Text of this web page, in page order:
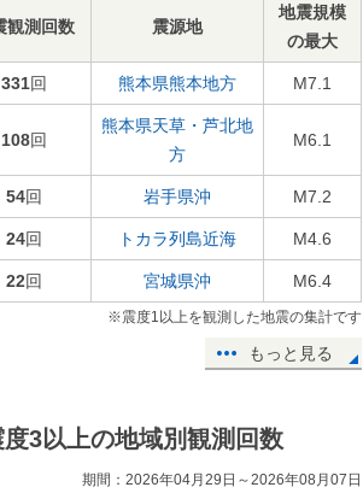
観測回数 震源地
地震規模
の最大
331回 熊本県熊本地方 M7.1
108回
熊本県天草・芦北地
方
M6.1
54回 岩手県沖 M7.2
24回 トカラ列島近海 M4.6
22回 宮城県沖 M6.4
※震度1以上を観測した地震の集計です
もっと見る
度3以上の地域別観測回数
期間：2026年04月29日～2026年08月07日